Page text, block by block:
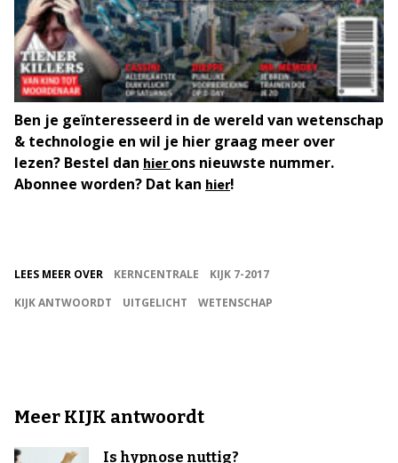
Ben je geïnteresseerd in de wereld van wetenschap
& technologie en wil je hier graag meer over
lezen? Bestel dan hierons nieuwste nummer.
Abonnee worden? Dat kan hier!
LEES MEER OVER KERNCENTRALE
KIJK 7-2017
KIJK ANTWOORDT
UITGELICHT WETENSCHAP
Meer KIJK antwoordt
Is hypnose nuttig?